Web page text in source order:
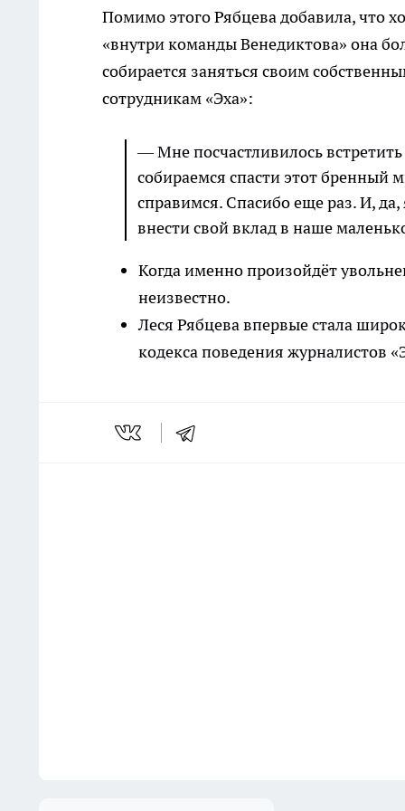
Помимо этого Рябцева добавила, что
«внутри команды Венедиктова» она
собирается заняться своим
сотрудникам «Эха»:
— Мне посчастливилось
собираемся спасти этот бренный
справимся. Спасибо еще раз. И,
внести свой вклад в наше
Когда именно произойдёт
неизвестно.
Леся Рябцева впервые стала
кодекса поведения журналистов